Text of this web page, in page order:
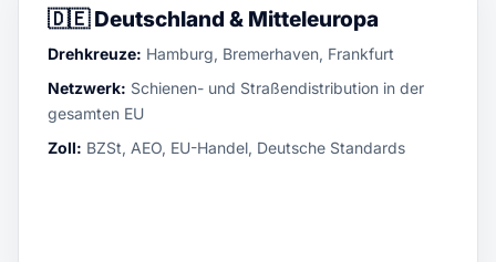
🇩🇪Deutschland & Mitteleuropa
Drehkreuze: Hamburg, Bremerhaven, Frankfurt
Netzwerk: Schienen- und Straßendistribution in der
gesamten EU
Zoll: BZSt, AEO, EU-Handel, Deutsche Standards